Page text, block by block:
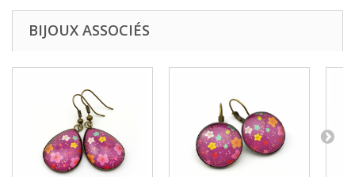
BIJOUX ASSOCIÉS